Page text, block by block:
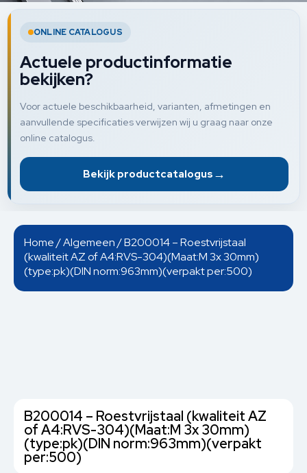
ONLINE CATALOGUS
Actuele productinformatie
bekijken?
Voor actuele beschikbaarheid, varianten, afmetingen en
aanvullende specificaties verwijzen wij u graag naar onze
online catalogus.
Bekijk productcatalogus →
Home/Algemeen/ B200014 – Roestvrijstaal
(kwaliteit AZ of A4:RVS-304)(Maat:M 3x 30mm)
(type:pk)(DIN norm:963mm)(verpakt per:500)
B200014 – Roestvrijstaal (kwaliteit AZ
of A4:RVS-304)(Maat:M 3x 30mm)
(type:pk)(DIN norm:963mm)(verpakt
per:500)